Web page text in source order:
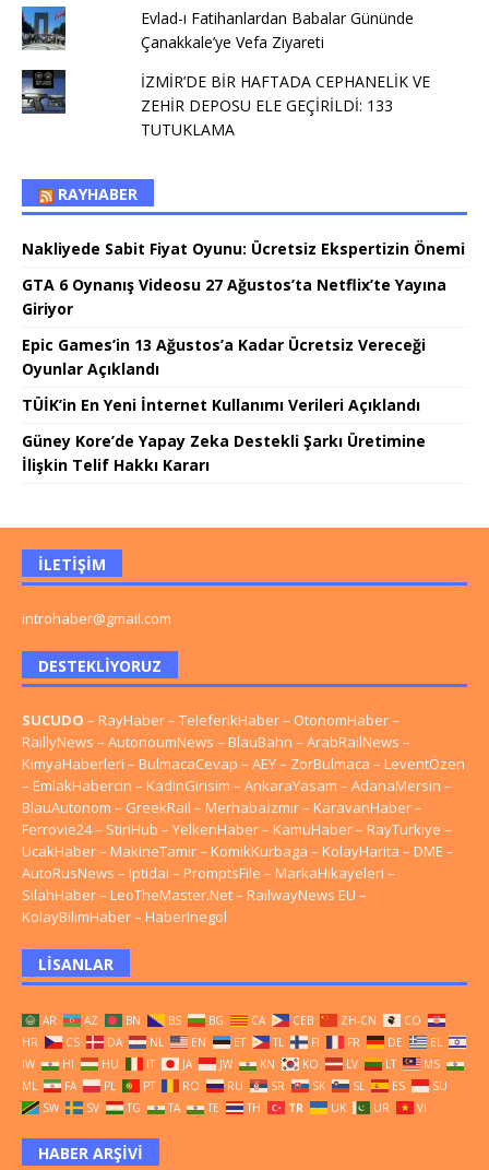
Evlad-ı Fatihanlardan Babalar Gününde
Çanakkale’ye Vefa Ziyareti
İZMİR’DE BİR HAFTADA CEPHANELİK VE
ZEHİR DEPOSU ELE GEÇİRİLDİ: 133
TUTUKLAMA
RAYHABER
Nakliyede Sabit Fiyat Oyunu: Ücretsiz Ekspertizin Önemi
GTA 6 Oynanış Videosu 27 Ağustos’ta Netflix’te Yayına
Giriyor
Epic Games’in 13 Ağustos’a Kadar Ücretsiz Vereceği
Oyunlar Açıklandı
TÜİK’in En Yeni İnternet Kullanımı Verileri Açıklandı
Güney Kore’de Yapay Zeka Destekli Şarkı Üretimine
İlişkin Telif Hakkı Kararı
İLETIŞIM
introhaber@gmail.com
DESTEKLIYORUZ
SUCUDO – RayHaber– TeleferikHaber– OtonomHaber–
RaillyNews – AutonoumNews – BlauBahn – ArabRailNews –
KimyaHaberleri – BulmacaCevap – AEY– ZorBulmaca – LeventÖzen
– EmlakHabercin – KadinGirisim – AnkaraYasam – AdanaMersin –
BlauAutonom – GreekRail – Merhabaİzmir– KaravanHaber–
Ferrovie24– StiriHub – YelkenHaber– KamuHaber– RayTurkiye –
UcakHaber– MakineTamir– KomikKurbaga – KolayHarita – DME –
AutoRusNews – Iptidai – PromptsFile – MarkaHikayeleri –
SilahHaber– LeoTheMaster.Net– RailwayNews EU –
KolayBilimHaber– HaberInegol
LISANLAR
AR AZ BN BS BG CA CEB ZH-CN
CO
HR
CS DA NL EN ET TL FI FR DE
EL
IW
HI HU IT JA JW KN KO LV LT
MS
ML
FA PL PT RO RU SR SK SL ES
SU
SW
SV TG TA TE TH TR UK UR VI
HABER ARŞIVI